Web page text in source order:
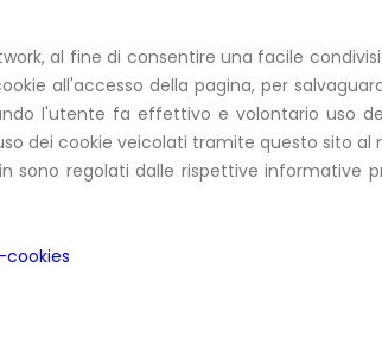
al fine di consentire una facile
all'accesso della pagina, per
l'utente fa effettivo e volontario uso
dei cookie veicolati tramite questo sito al
regolati dalle rispettive informative